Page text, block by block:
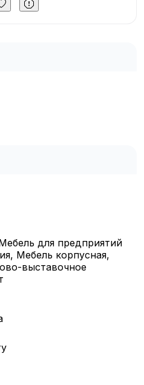
для предприятий
Мебель корпусная,
выставочное